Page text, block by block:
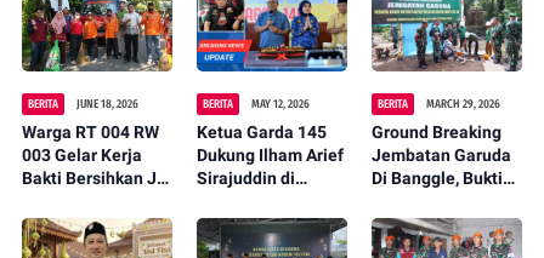
BERITA JUNE 18, 2026
Warga RT 004 RW
003 Gelar Kerja
Bakti Bersihkan Jl.
Wujudkan
Lingkungan Asri
BERITA MAY 12, 2026
Ketua Garda 145
Dukung Ilham Arief
Sirajuddin di
Golkar
BERITA MARCH 29, 2026
Ground Breaking
Jembatan Garuda
Di Banggle, Bukti
Negara Untuk
Rakyat